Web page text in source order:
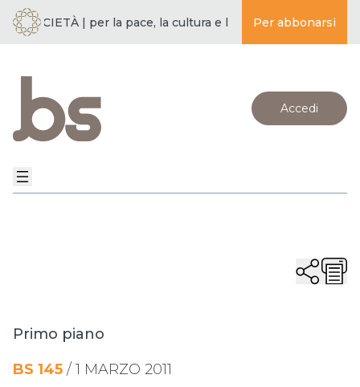
E SOCIETÀ | per la pace, la cultura e l’educazione ·
Per abbonarsi
Accedi
Primo piano
BS 145 / 1 MARZO 2011